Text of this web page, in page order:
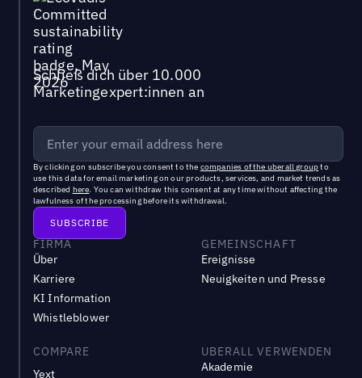
Schließ dich über 10.000
Marketingexpert:innen an
By clicking on subscribe you consent to the companies of the uberall groupto
use this data for email marketing on our products, services, and market trends as
described here. You can withdraw this consent at any time without affecting the
lawfulness of the processing before its withdrawal.
FIRMA
Über
Karriere
KI Information
Whistleblower
GEMEINSCHAFT
Ereignisse
Neuigkeiten und Presse
COMPARE
Yext
UBERALL VERWENDEN
Akademie